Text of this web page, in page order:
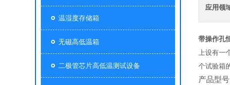
温湿度存储箱
无磁高低温箱
二极管芯片高低温测试设备
应用领
带操作孔
上设有
个试验箱
产品型